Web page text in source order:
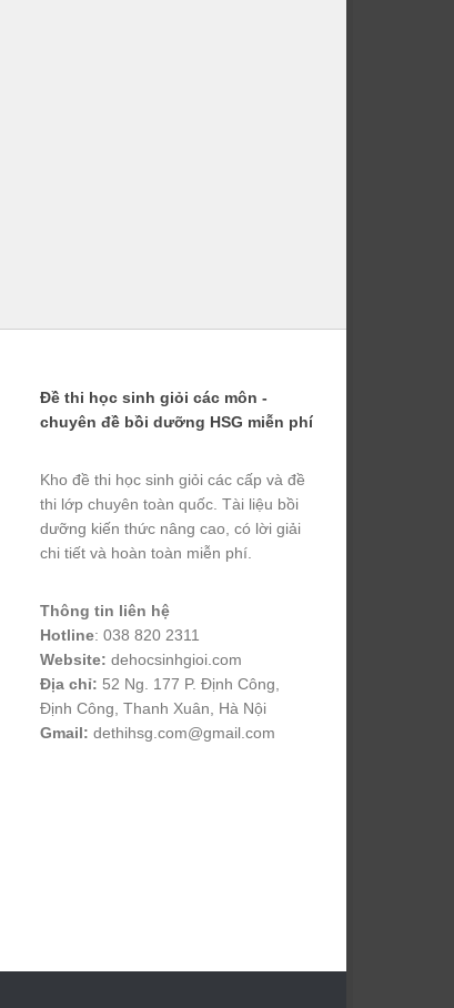
Đề thi học sinh giỏi các môn -
chuyên đề bồi dưỡng HSG miễn phí
Kho đề thi học sinh giỏi các cấp và đề
thi lớp chuyên toàn quốc. Tài liệu bồi
dưỡng kiến thức nâng cao, có lời giải
chi tiết và hoàn toàn miễn phí.
Thông tin liên hệ
Hotline: 038 820 2311
Website: dehocsinhgioi.com
Địa chỉ: 52 Ng. 177 P. Định Công,
Định Công, Thanh Xuân, Hà Nội
Gmail: dethihsg.com@gmail.com